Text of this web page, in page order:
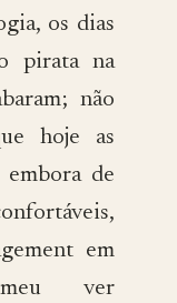
os dias
pirata na
não
hoje as
embora de
em
ver